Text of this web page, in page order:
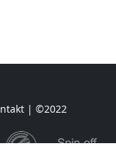
| ©2022